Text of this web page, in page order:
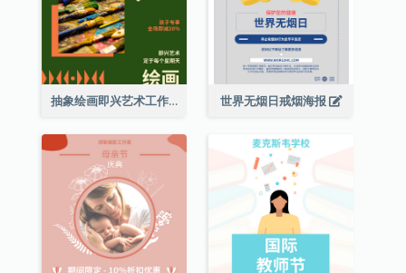
抽象绘画即兴艺术工作坊海报 世界无烟日戒烟海报